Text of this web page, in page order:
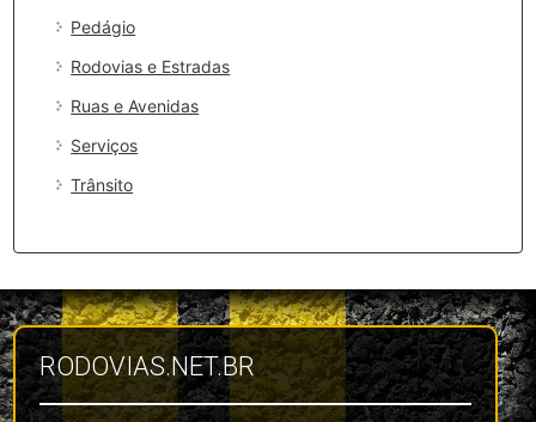
Pedágio
Rodovias e Estradas
Ruas e Avenidas
Serviços
Trânsito
RODOVIAS.NET.BR